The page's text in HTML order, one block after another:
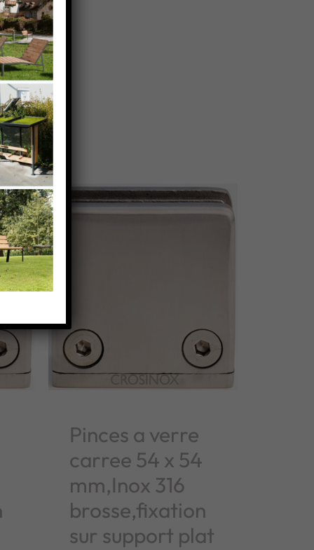
Pinces a verre
carree 54 x 54
mm,Inox 316
brosse,fixation
sur support plat